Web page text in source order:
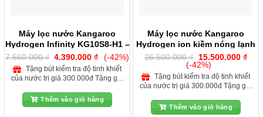
Máy lọc nước Kangaroo
Hydrogen Infinity KG10S8-H1 –
2 Chế Độ
7.560.000₫ Giá
gốc
là:
7.560.000 ₫.
4.390.000₫Giá
hiện
tại
là:
4.390.000 ₫.
(-42%)
của nước trị giá 300.000đ Tặng gói
nội thành Hà Nội Giảm 150.000đ
khi lắp kèm bộ lọc nước đầu nguồn
Thêm vào giỏ hàng
Máy lọc nước Kangaroo
Hydrogen ion kiềm nóng lạnh
KGHC13A3
26.500.000₫
Giá
gốc
là:
26.500.000 ₫.
15.500.000 ₫Giá
tại
là:
(-42%)
của nước trị giá 300.000đ Tặng gói
nội thành Hà Nội Giảm 150.000đ
khi lắp kèm bộ lọc nước đầu nguồn
Thêm vào giỏ hàng